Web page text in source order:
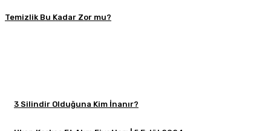
Temizlik Bu Kadar Zor mu?
3 Silindir Olduğuna Kim İnanır?